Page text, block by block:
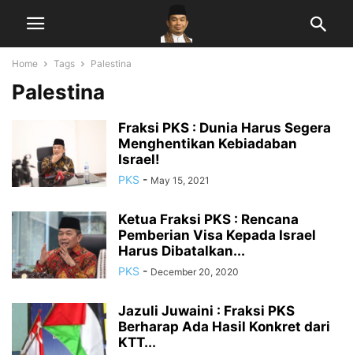
Home Tags Palestina
Palestina
Fraksi PKS : Dunia Harus Segera
Menghentikan Kebiadaban
Israel!
PKS - May 15, 2021
Ketua Fraksi PKS : Rencana
Pemberian Visa Kepada Israel
Harus Dibatalkan...
PKS - December 20, 2020
Jazuli Juwaini : Fraksi PKS
Berharap Ada Hasil Konkret dari
KTT...